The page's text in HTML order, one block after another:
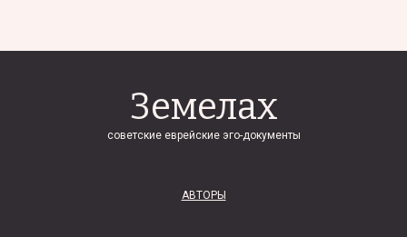
Земелах
советские еврейские эго-документы
АВТОРЫ